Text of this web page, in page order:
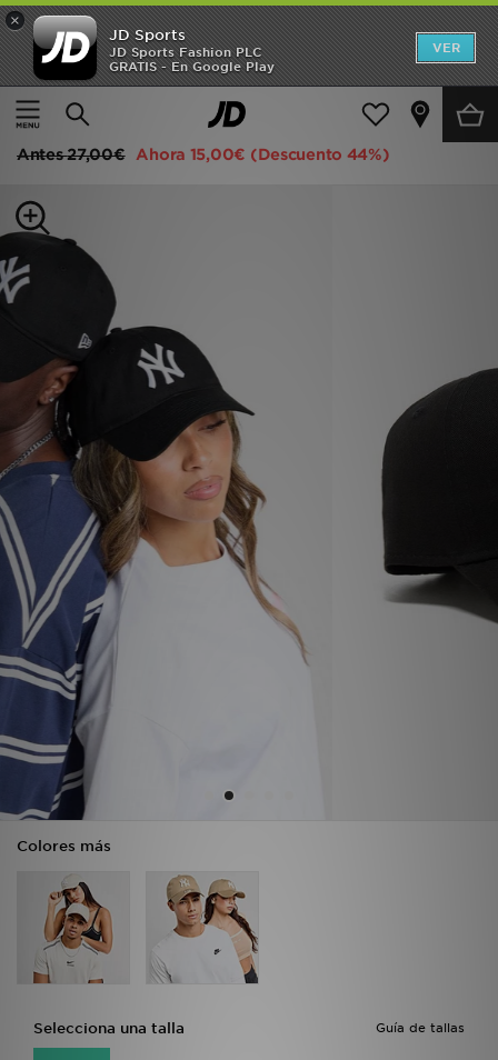
×
JD Sports
JD Sports Fashion PLC
GRATIS - En Google Play
VER
Página principal
Mujer Accesorios de mujer Gorras
New Era Gorra MLB 9TWENTY New York Yankees
Antes27,00€ Ahora 15,00€ (Descuento 44%)
Colores más
Guía de tallas
Selecciona una talla
Hombre
Mujer
Estilo
Ver Marcas
Deportes & Fitness
JD Fútbol
Ofertas
TARJETA REGALO
MI JD